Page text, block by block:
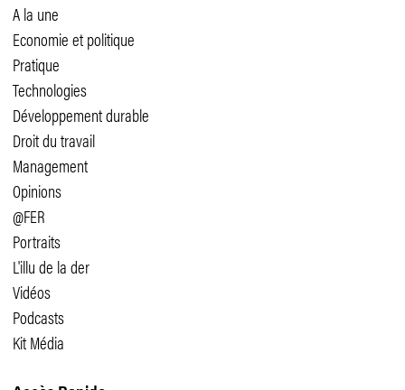
A la une
Economie et politique
Pratique
Technologies
Développement durable
Droit du travail
Management
Opinions
@FER
Portraits
L'illu de la der
Vidéos
Podcasts
Kit Média